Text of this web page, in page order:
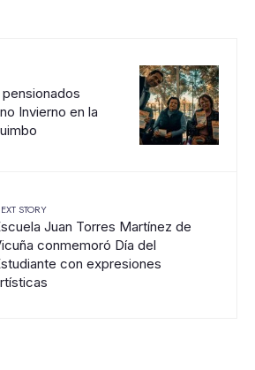
Invierno en la
STORY
Juan Torres Martínez de
conmemoró Día del
con expresiones